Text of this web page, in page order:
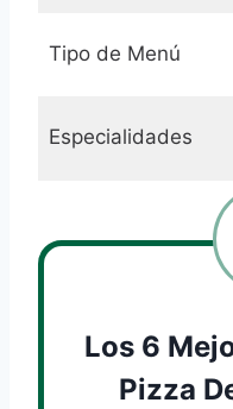
Tipo de Menú
Especialidades
Los 6
Pizza